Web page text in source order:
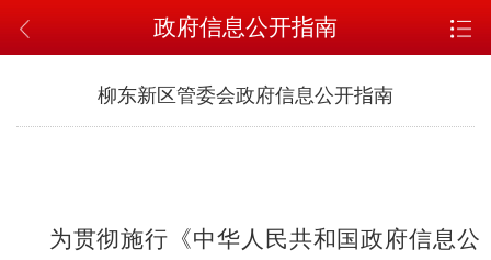
政府信息公开指南
柳东新区管委会政府信息公开指南
为贯彻施行《中华人民共和国政府信息公